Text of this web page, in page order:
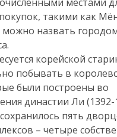
такими как
можно назвать
корейской
побывать в
были построены во
династии Ли (1392-
пять
– четыре